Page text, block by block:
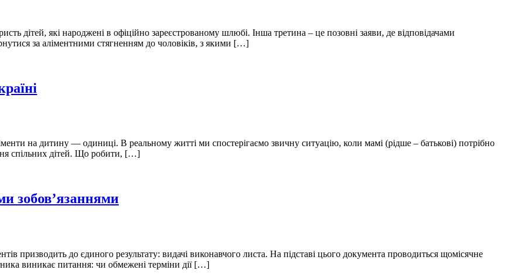
дітей, які народжені в офіційно зареєстрованому шлюбі. Інша третина – це позовні заяви, де відповідачами
за аліментними стягненням до чоловіків, з якими […]
на дитину — одиниці. В реальному житті ми спостерігаємо звичну ситуацію, коли мамі (рідше – батькові) потрібно
спільних дітей. Що робити, […]
зобов’язаннями
призводить до єдиного результату: видачі виконавчого листа. На підставі цього документа проводиться щомісячне
виникає питання: чи обмежені терміни дії […]